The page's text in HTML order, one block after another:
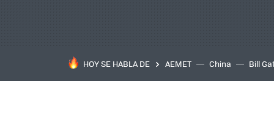
HOY SE HABLA DE AEMET China Bill